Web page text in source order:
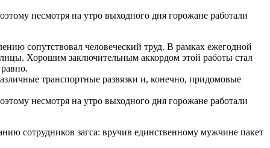
несмотря на утро выходного дня горожане работали
сопутствовал человеческий труд. В рамках ежегодной
Хорошим заключительным аккордом этой работы стал
транспортные развязки и, конечно, придомовые
несмотря на утро выходного дня горожане работали
сотрудников загса: вручив единственному мужчине пакет